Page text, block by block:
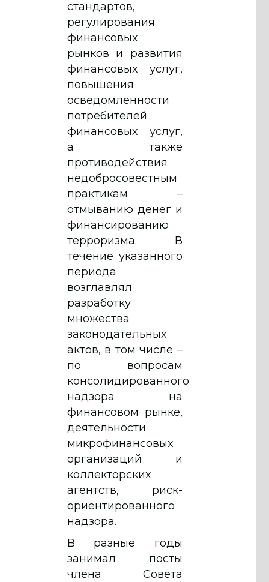
стандартов,
регулирования
финансовых
рынков и развития
финансовых услуг,
повышения
осведомленности
потребителей
финансовых услуг,
а также
противодействия
недобросовестным
практикам –
отмыванию денег и
финансированию
терроризма. В
течение указанного
периода
возглавлял
разработку
множества
законодательных
актов, в том числе –
по вопросам
консолидированного
надзора на
финансовом рынке,
деятельности
микрофинансовых
организаций и
коллекторских
агентств, риск-
ориентированного
надзора.
В разные годы
занимал посты
члена Совета